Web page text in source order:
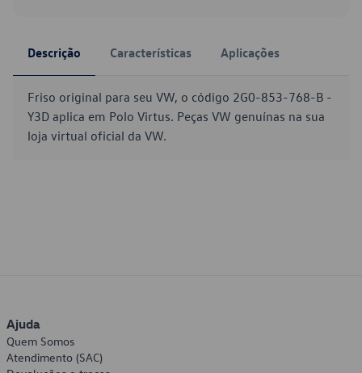
Descrição Características Aplicações
Friso original para seu VW, o código 2G0-853-768-B -
Y3D aplica em Polo Virtus. Peças VW genuínas na sua
loja virtual oficial da VW.
Ajuda
Quem Somos
Atendimento (SAC)